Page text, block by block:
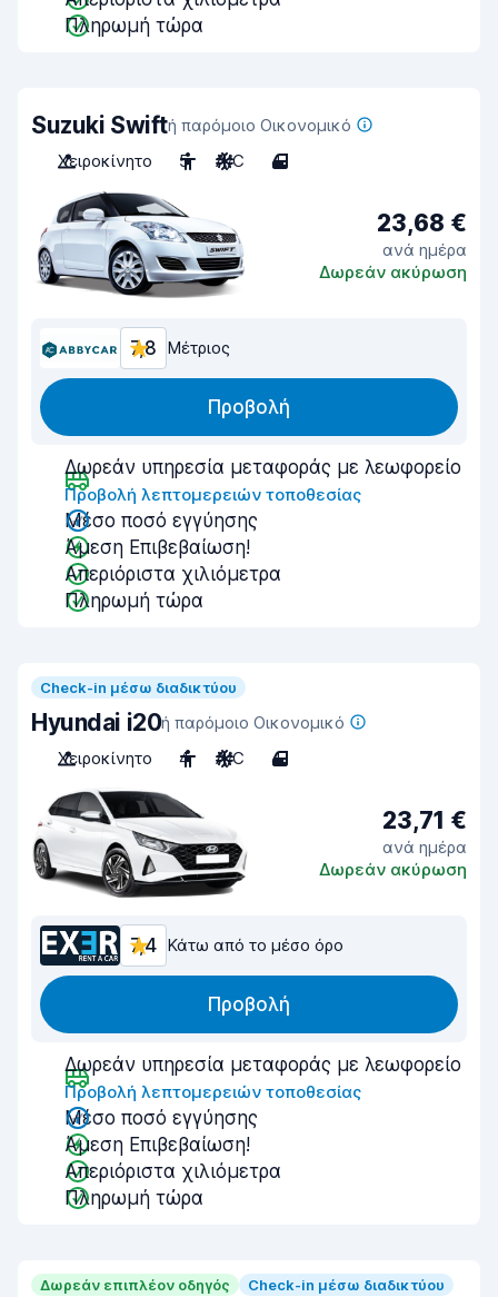
Πληρωμή τώρα
Suzuki Swiftή παρόμοιο Οικονομικό
Χειροκίνητο
5 A/C 4
23,68 €
ανά ημέρα
Δωρεάν ακύρωση
7,8 Μέτριος
Προβολή
Δωρεάν υπηρεσία μεταφοράς με λεωφορείο
Προβολή λεπτομερειών τοποθεσίας
Μέσο ποσό εγγύησης
Άμεση Επιβεβαίωση!
Απεριόριστα χιλιόμετρα
Πληρωμή τώρα
Check-in μέσω διαδικτύου
Hyundai i20ή παρόμοιο Οικονομικό
Χειροκίνητο
4 A/C 4
23,71 €
ανά ημέρα
Δωρεάν ακύρωση
7,4 Κάτω από το μέσο όρο
Προβολή
Δωρεάν υπηρεσία μεταφοράς με λεωφορείο
Προβολή λεπτομερειών τοποθεσίας
Μέσο ποσό εγγύησης
Άμεση Επιβεβαίωση!
Απεριόριστα χιλιόμετρα
Πληρωμή τώρα
Δωρεάν επιπλέον οδηγός Check-in μέσω διαδικτύου